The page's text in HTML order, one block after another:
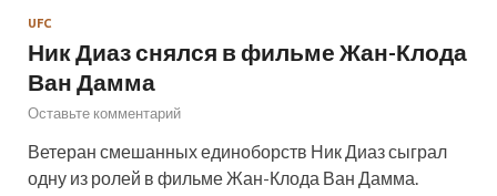
UFC
Ник Диаз снялся в фильме Жан-Клода
Ван Дамма
Оставьте комментарий
Ветеран смешанных единоборств Ник Диаз сыграл
одну из ролей в фильме Жан-Клода Ван Дамма.